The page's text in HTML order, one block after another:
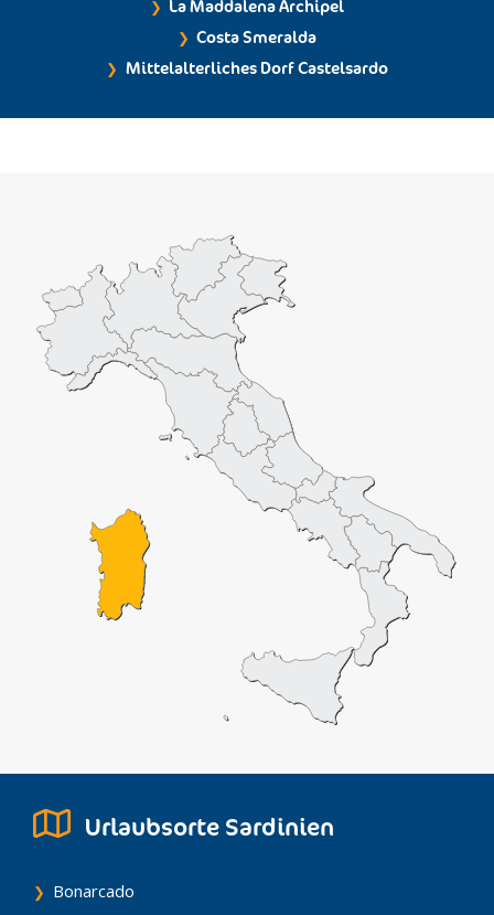
La Maddalena Archipel
Costa Smeralda
Mittelalterliches Dorf Castelsardo
Urlaubsorte Sardinien
Bonarcado